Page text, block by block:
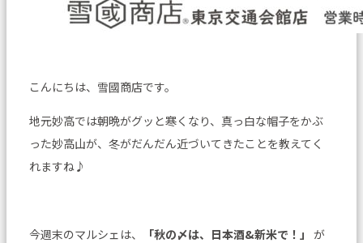
こんにちは、雪國商店です。
地元妙高では朝晩がグッと寒くなり、真っ白な帽子をかぶ
った妙高山が、冬がだんだん近づいてきたことを教えてく
れますね♪
今週末のマルシェは、 「秋の〆は、日本酒&新米で！」 が